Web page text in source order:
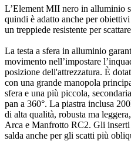
L’Element MII nero in alluminio
quindi è adatto anche per
un treppiede resistente per
La testa a sfera in alluminio
movimento nell’impostare
posizione dell'attrezzatura. È
con una grande manopola
sfera e una più piccola,
pan a 360°. La piastra inclusa
di alta qualità, robusta ma
Arca e Manfrotto RC2. Gli inserti
salda anche per gli scatti più